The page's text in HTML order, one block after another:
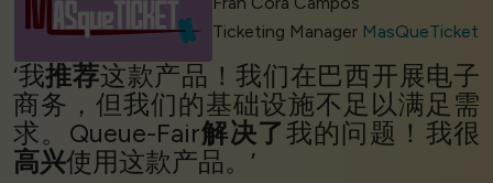
Ticketing Manager MasQueTicket
‘我推荐这款产品！我们在巴西开展电子
商务，但我们的基础设施不足以满足需
求。Queue-Fair解决了我的问题！我很
高兴使用这款产品。’